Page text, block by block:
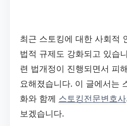
최근 스토킹에 대한 사회적
법적 규제도 강화되고 있습
련 법개정이 진행되면서 피
요해졌습니다. 이 글에서는
화와 함께 스토킹전문변호사
보겠습니다.